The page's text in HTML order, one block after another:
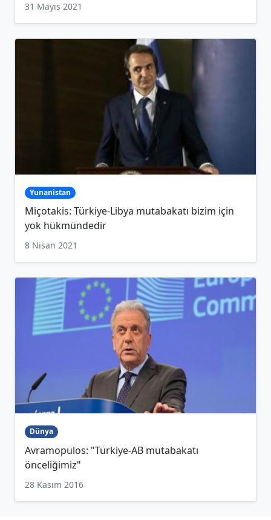
31 Mayıs 2021
Yunanistan
Miçotakis: Türkiye-Libya mutabakatı bizim için
yok hükmündedir
8 Nisan 2021
Dünya
Avramopulos: "Türkiye-AB mutabakatı
önceliğimiz"
28 Kasım 2016